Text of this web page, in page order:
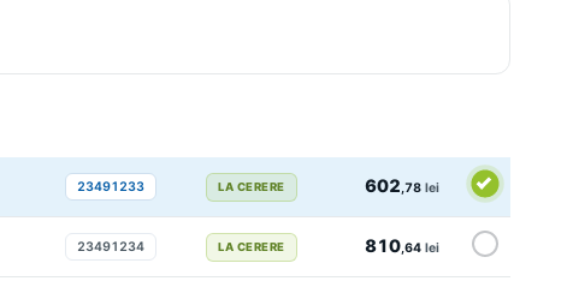
23491233 LA CERERE 602,78 lei
23491234 LA CERERE 810,64 lei